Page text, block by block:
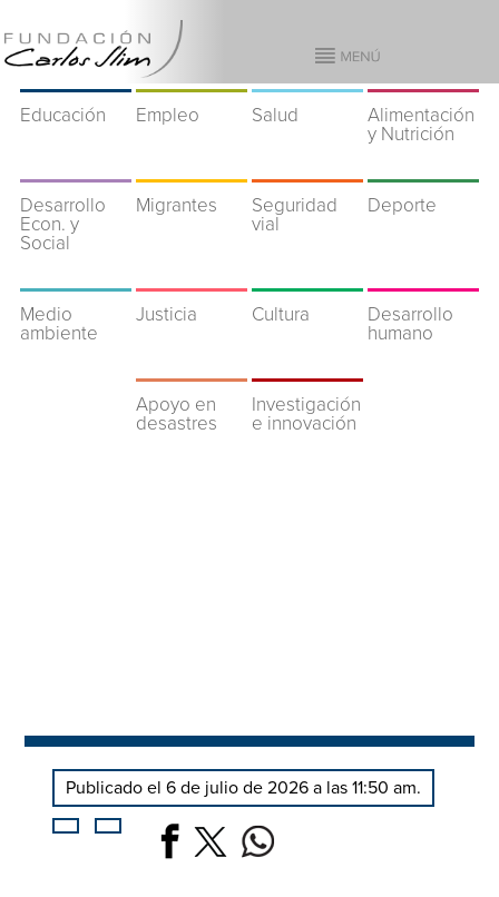
Educación Empleo Salud
Alimentación
y Nutrición
Desarrollo
Econ. y
Social
Migrantes
Seguridad
vial
Deporte
Medio
ambiente
Justicia Cultura
Desarrollo
humano
Apoyo en
desastres
Investigación
e innovación
Publicado el 6 de julio de 2026 a las 11:50 am.